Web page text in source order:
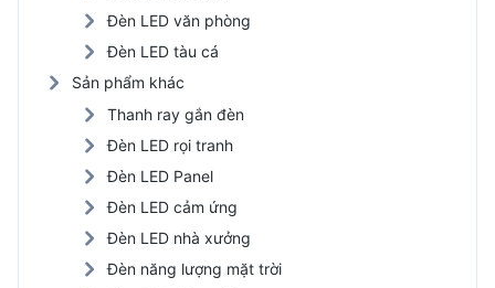
Đèn LED văn phòng
Đèn LED tàu cá
Sản phẩm khác
Thanh ray gắn đèn
Đèn LED rọi tranh
Đèn LED Panel
Đèn LED cảm ứng
Đèn LED nhà xưởng
Đèn năng lượng mặt trời